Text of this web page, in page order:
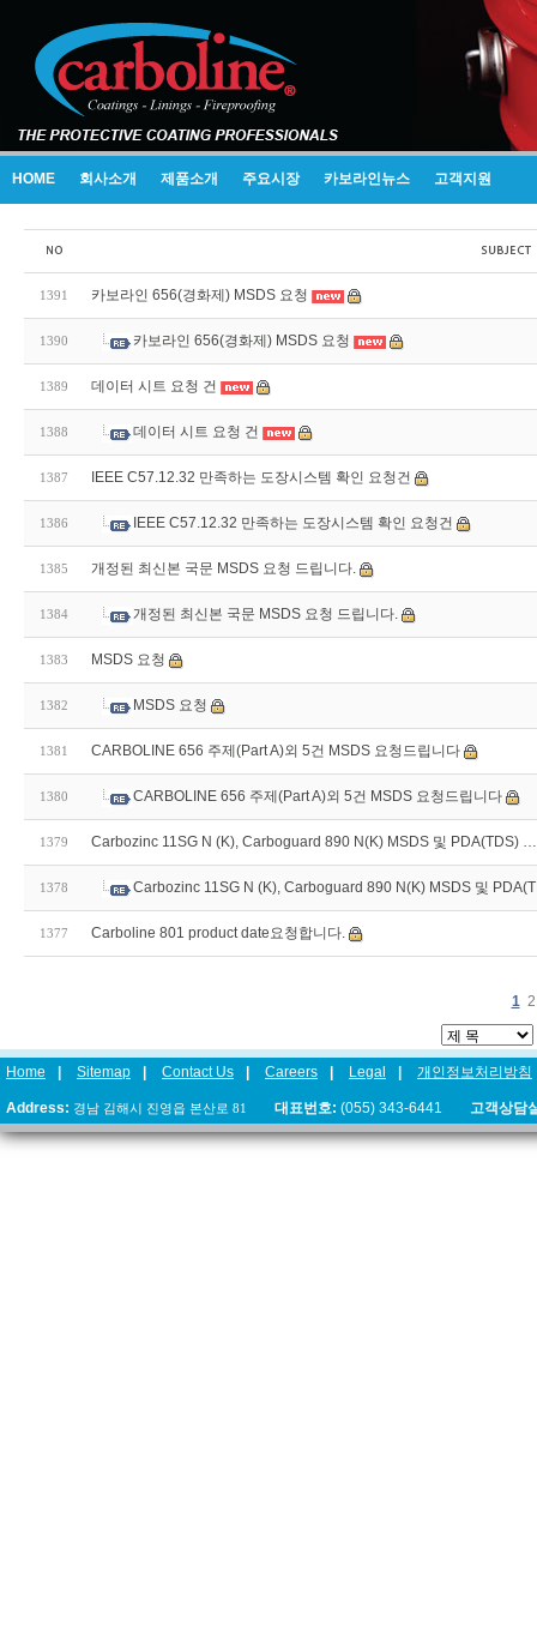
HOME 회사소개 제품소개 주요시장 카보라인뉴스 고객지원
1391 카보라인 656(경화제) MSDS 요청
1390 카보라인 656(경화제) MSDS 요청
1389 데이터 시트 요청 건
1388 데이터 시트 요청 건
1387 IEEE C57.12.32 만족하는 도장시스템 확인 요청건
1386 IEEE C57.12.32 만족하는 도장시스템 확인 요청건
1385 개정된 최신본 국문 MSDS 요청 드립니다.
1384 개정된 최신본 국문 MSDS 요청 드립니다.
1383 MSDS 요청
1382 MSDS 요청
1381 CARBOLINE 656 주제(Part A)외 5건 MSDS 요청드립니다
1380 CARBOLINE 656 주제(Part A)외 5건 MSDS 요청드립니다
1379 Carbozinc 11SG N (K), Carboguard 890 N(K) MSDS 및 PDA(TDS) …
1378 Carbozinc 11SG N (K), Carboguard 890 N(K) MSDS 및
1377 Carboline 801 product date요청합니다.
1 2
Home Sitemap Contact Us Careers Legal 개인정보처리방침
Address: 경남 김해시 진영읍 본산로 81 대표번호: (055) 343-6441 고객상담